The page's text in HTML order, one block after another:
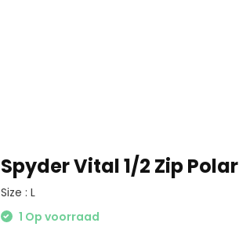
Spyder Vital 1/2 Zip Polar
Size : L
1 Op voorraad